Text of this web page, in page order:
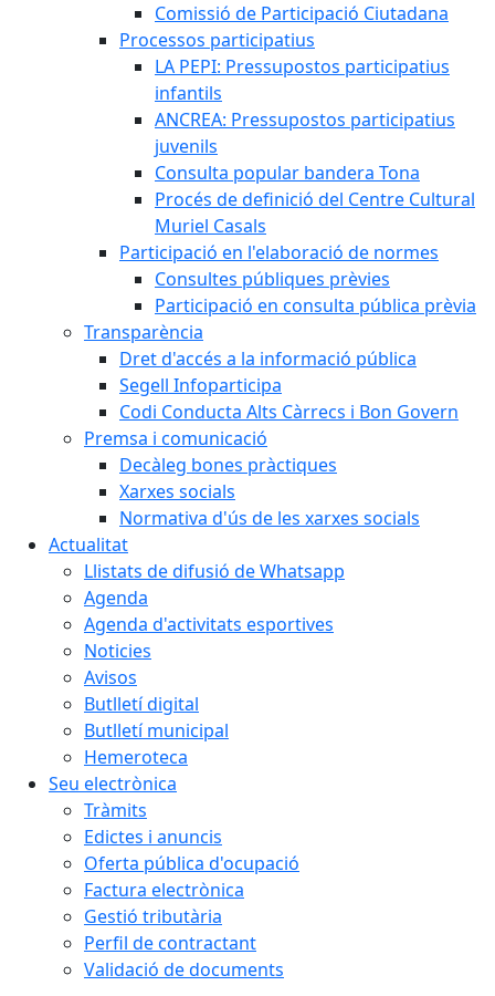
Comissió de Participació Ciutadana
Processos participatius
LA PEPI: Pressupostos participatius
infantils
ANCREA: Pressupostos participatius
juvenils
Consulta popular bandera Tona
Procés de definició del Centre Cultural
Muriel Casals
Participació en l'elaboració de normes
Consultes públiques prèvies
Participació en consulta pública prèvia
Transparència
Dret d'accés a la informació pública
Segell Infoparticipa
Codi Conducta Alts Càrrecs i Bon Govern
Premsa i comunicació
Decàleg bones pràctiques
Xarxes socials
Normativa d'ús de les xarxes socials
Actualitat
Llistats de difusió de Whatsapp
Agenda
Agenda d'activitats esportives
Noticies
Avisos
Butlletí digital
Butlletí municipal
Hemeroteca
Seu electrònica
Tràmits
Edictes i anuncis
Oferta pública d'ocupació
Factura electrònica
Gestió tributària
Perfil de contractant
Validació de documents